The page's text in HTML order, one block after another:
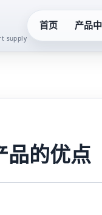
supply
首页 产品
液下泵系列
品的优点